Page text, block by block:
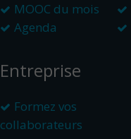
MOOC du mois
Agenda
Entreprise
Formez vos
collaborateurs